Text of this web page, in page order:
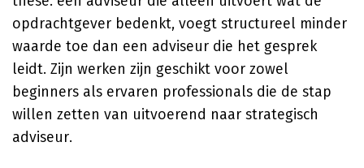
opdrachtgever bedenkt, voegt structureel minder
waarde toe dan een adviseur die het gesprek
leidt. Zijn werken zijn geschikt voor zowel
beginners als ervaren professionals die de stap
willen zetten van uitvoerend naar strategisch
adviseur.